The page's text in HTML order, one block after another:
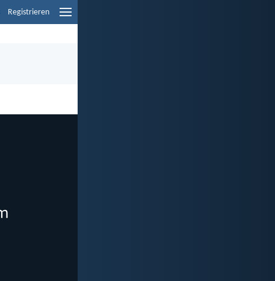
Registrieren